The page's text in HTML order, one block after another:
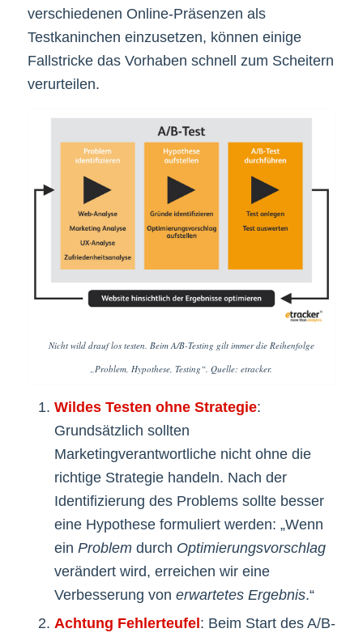
verschiedenen Online-Präsenzen als
Testkaninchen einzusetzen, können einige
Fallstricke das Vorhaben schnell zum Scheitern
verurteilen.
Nicht wild drauf los testen. Beim A/B-Testing gilt immer die Reihenfolge
„Problem, Hypothese, Testing“. Quelle: etracker.
Wildes Testen ohne Strategie:
Grundsätzlich sollten
Marketingverantwortliche nicht ohne die
richtige Strategie handeln. Nach der
Identifizierung des Problems sollte besser
eine Hypothese formuliert werden: „Wenn
ein Problemdurch Optimierungsvorschlag
verändert wird, erreichen wir eine
Verbesserung von erwartetes Ergebnis.“
Achtung Fehlerteufel: Beim Start des A/B-